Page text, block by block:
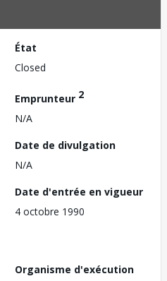
État
Closed
Emprunteur 2
N/A
Date de divulgation
N/A
Date d'entrée en vigueur
4 octobre 1990
Organisme d'exécution